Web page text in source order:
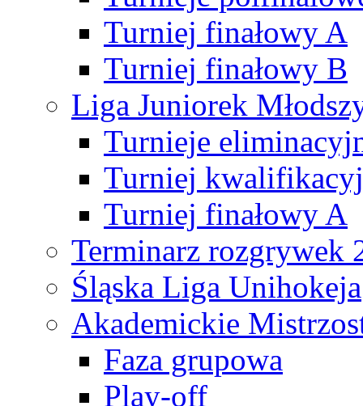
Turniej finałowy A
Turniej finałowy B
Liga Juniorek
Turnieje
Turniej
Turniej finałowy A
Terminarz rozgrywek
Śląska Liga Unihokeja
Akademickie
Faza grupowa
Play-off